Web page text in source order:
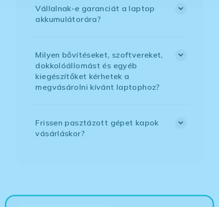
Vállalnak-e garanciát a laptop
akkumulátorára?
Milyen bővítéseket, szoftvereket,
dokkolóállomást és egyéb
kiegészítőket kérhetek a
megvásárolni kívánt laptophoz?
Frissen pasztázott gépet kapok
vásárláskor?